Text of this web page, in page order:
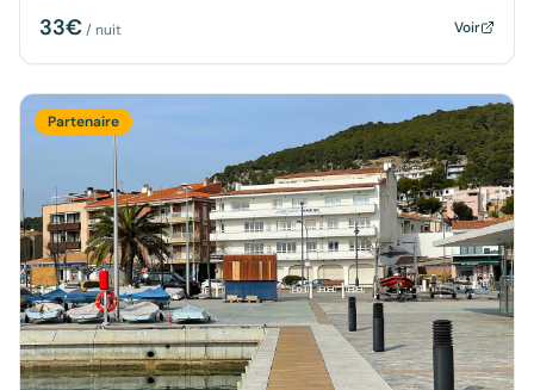
33€/ nuit Voir
Partenaire